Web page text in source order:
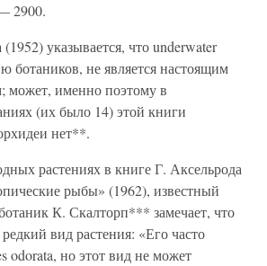
2900.
указывается, что underwater
ботаников, не является настоящим
может, именно поэтому в
(их было 14) этой книги
нет**.
растениях в книге Г. Аксельрода
рыбы» (1962), известный
К. Скалторп*** замечает, что
вид растения: «Его часто
odorata, но этот вид не может